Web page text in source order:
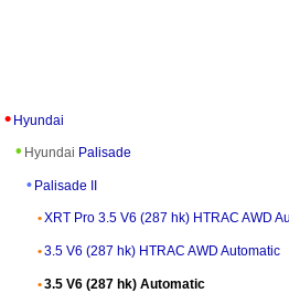
Hyundai
Hyundai Palisade
Palisade II
XRT Pro 3.5 V6 (287 hk) HTRAC AWD
3.5 V6 (287 hk) HTRAC AWD Automatic
3.5 V6 (287 hk) Automatic